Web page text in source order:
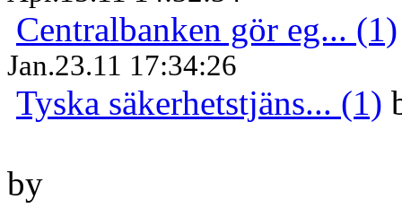
Centralbanken gör eg... (1)
Jan.23.11 17:34:26
Tyska säkerhetstjäns... (1)
by